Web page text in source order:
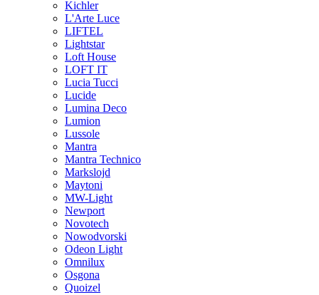
Kichler
L'Arte Luce
LIFTEL
Lightstar
Loft House
LOFT IT
Lucia Tucci
Lucide
Lumina Deco
Lumion
Lussole
Mantra
Mantra Technico
Markslojd
Maytoni
MW-Light
Newport
Novotech
Nowodvorski
Odeon Light
Omnilux
Osgona
Quoizel